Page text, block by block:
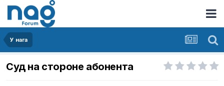
У нага
Суд на стороне абонента